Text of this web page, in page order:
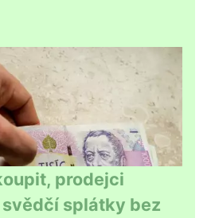
prodejci
splátky bez